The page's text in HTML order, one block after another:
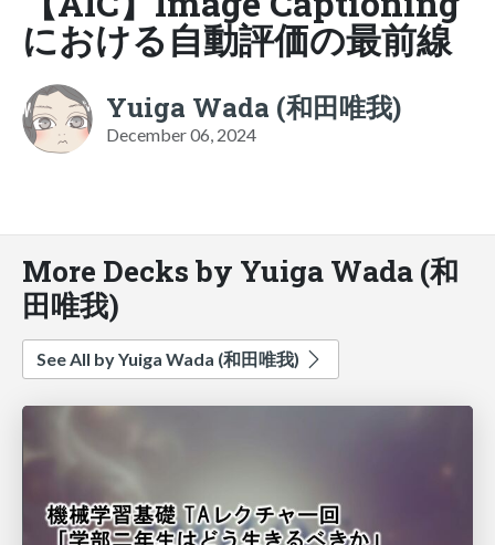
における自動評価の最前線
Yuiga Wada (和田唯我)
December 06, 2024
More Decks by Yuiga Wada (和
田唯我)
See All by Yuiga Wada (和田唯我)